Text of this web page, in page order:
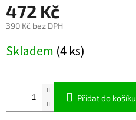
472 Kč
390 Kč bez DPH
cena:
Skladem (4 ks)
Přidat do košíku